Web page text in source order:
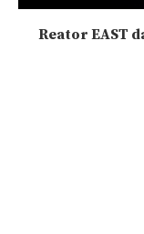
Reator EAST